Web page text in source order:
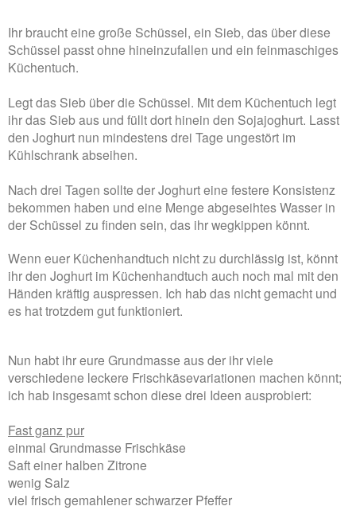
Ihr braucht eine große Schüssel, ein Sieb, das über diese
Schüssel passt ohne hineinzufallen und ein feinmaschiges
Küchentuch.
Legt das Sieb über die Schüssel. Mit dem Küchentuch legt
ihr das Sieb aus und füllt dort hinein den Sojajoghurt. Lasst
den Joghurt nun mindestens drei Tage ungestört im
Kühlschrank abseihen.
Nach drei Tagen sollte der Joghurt eine festere Konsistenz
bekommen haben und eine Menge abgeseihtes Wasser in
der Schüssel zu finden sein, das ihr wegkippen könnt.
Wenn euer Küchenhandtuch nicht zu durchlässig ist, könnt
ihr den Joghurt im Küchenhandtuch auch noch mal mit den
Händen kräftig auspressen. Ich hab das nicht gemacht und
es hat trotzdem gut funktioniert.
Nun habt ihr eure Grundmasse aus der ihr viele
verschiedene leckere Frischkäsevariationen machen könnt;
ich hab insgesamt schon diese drei Ideen ausprobiert:
Fast ganz pur
einmal Grundmasse Frischkäse
Saft einer halben Zitrone
wenig Salz
viel frisch gemahlener schwarzer Pfeffer